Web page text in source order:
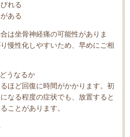
れる
ある
は坐骨神経痛の可能性がありま
慢性化しやすいため、早めにご相
うなるか
ほど回復に時間がかかります。初
なる程度の症状でも、放置すると
ことがあります。